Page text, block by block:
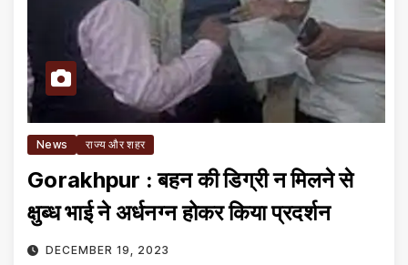
News राज्य और शहर
Gorakhpur : बहन की डिग्री न मिलने से
क्षुब्ध भाई ने अर्धनग्न होकर किया प्रदर्शन
DECEMBER 19, 2023